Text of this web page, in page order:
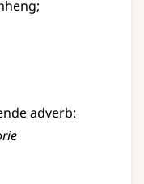
;
adverb: